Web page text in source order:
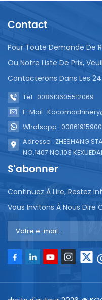
Contact
Pour Toute Demande De
Ou Notre Liste De Prix,
Contacterons Dans Les 24
Tél : 008613605512069
E-Mail :
Whatsapp :
Adresse : ZHESHANG
NO.1407 NO.103
S'abonner
Continuez À Lire, Restez
Vous Invitons À Nous Dire